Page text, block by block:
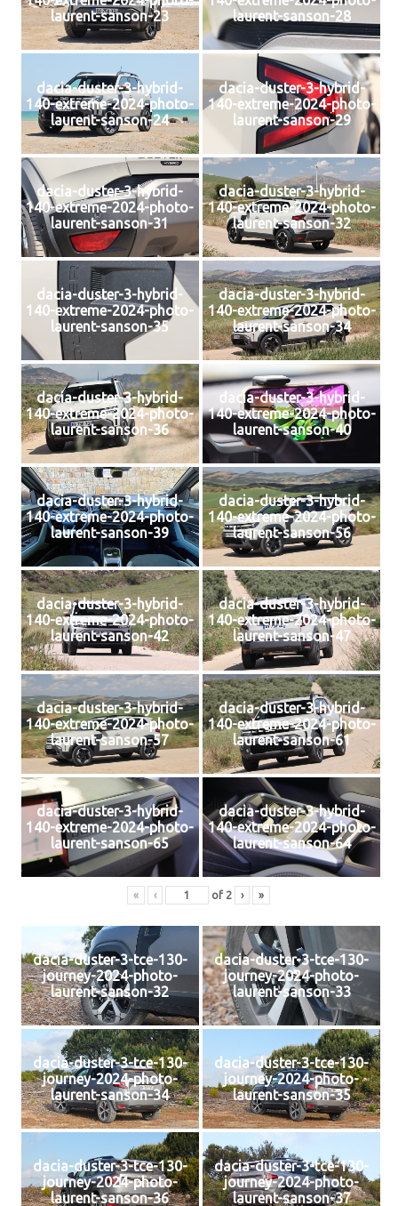
laurent-sanson-23
laurent-sanson-28
dacia-duster-3-hybrid-
140-extreme-2024-photo-
laurent-sanson-24
dacia-duster-3-hybrid-
140-extreme-2024-photo-
laurent-sanson-29
dacia-duster-3-hybrid-
140-extreme-2024-photo-
laurent-sanson-31
dacia-duster-3-hybrid-
140-extreme-2024-photo-
laurent-sanson-32
dacia-duster-3-hybrid-
140-extreme-2024-photo-
laurent-sanson-35
dacia-duster-3-hybrid-
140-extreme-2024-photo-
laurent-sanson-34
dacia-duster-3-hybrid-
140-extreme-2024-photo-
laurent-sanson-36
dacia-duster-3-hybrid-
140-extreme-2024-photo-
laurent-sanson-40
dacia-duster-3-hybrid-
140-extreme-2024-photo-
laurent-sanson-39
dacia-duster-3-hybrid-
140-extreme-2024-photo-
laurent-sanson-56
dacia-duster-3-hybrid-
140-extreme-2024-photo-
laurent-sanson-42
dacia-duster-3-hybrid-
140-extreme-2024-photo-
laurent-sanson-47
dacia-duster-3-hybrid-
140-extreme-2024-photo-
laurent-sanson-57
dacia-duster-3-hybrid-
140-extreme-2024-photo-
laurent-sanson-61
dacia-duster-3-hybrid-
140-extreme-2024-photo-
laurent-sanson-65
dacia-duster-3-hybrid-
140-extreme-2024-photo-
laurent-sanson-64
« ‹ of 2 › »
dacia-duster-3-tce-130-
journey-2024-photo-
laurent-sanson-32
dacia-duster-3-tce-130-
journey-2024-photo-
laurent-sanson-33
dacia-duster-3-tce-130-
journey-2024-photo-
laurent-sanson-34
dacia-duster-3-tce-130-
journey-2024-photo-
laurent-sanson-35
dacia-duster-3-tce-130-
journey-2024-photo-
laurent-sanson-36
dacia-duster-3-tce-130-
journey-2024-photo-
laurent-sanson-37